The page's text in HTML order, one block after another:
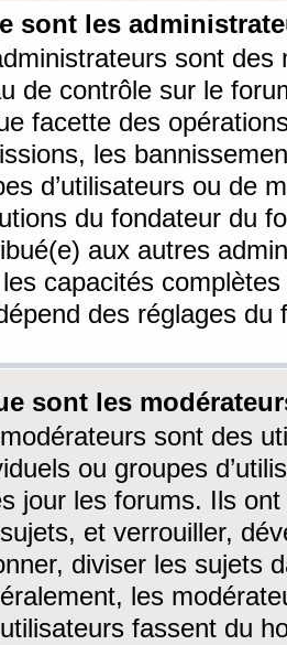
sont les
sont
de contrôle sur le
facette des
les
d’utilisateurs ou de
du fondateur du
aux autres
capacités
des réglages du
sont les
sont des
ou groupes
jour les forums. Ils ont
et verrouiller,
diviser les sujets
les
fassent du